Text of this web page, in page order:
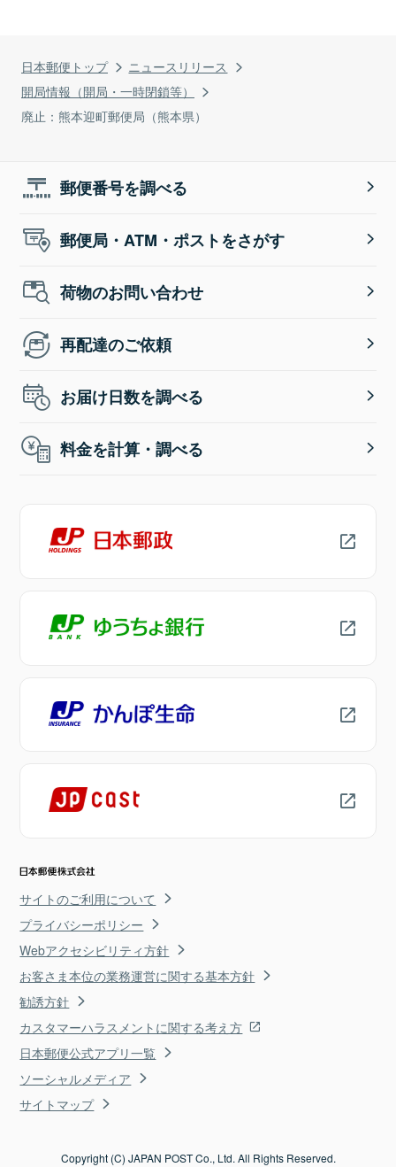
日本郵便トップ
ニュースリリース
開局情報（開局・一時閉鎖等）
廃止：熊本迎町郵便局（熊本県）
郵便番号を調べる
郵便局・ATM・ポストをさがす
荷物のお問い合わせ
再配達のご依頼
お届け日数を調べる
料金を計算・調べる
サイトのご利用について
プライバシーポリシー
Webアクセシビリティ方針
お客さま本位の業務運営に関する基本方針
勧誘方針
カスタマーハラスメントに関する考え方
日本郵便公式アプリ一覧
ソーシャルメディア
サイトマップ
Copyright (C) JAPAN POST Co., Ltd. All Rights Reserved.